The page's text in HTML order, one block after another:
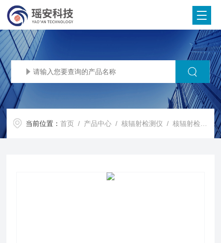
当前位置：首页 / 产品中心 /核辐射检测仪 /核辐射检测 /